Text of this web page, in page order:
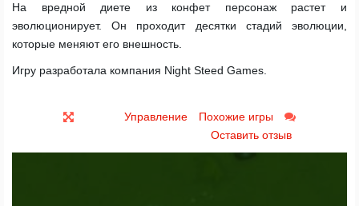
На вредной диете из конфет персонаж растет и
эволюционирует. Он проходит десятки стадий эволюции,
которые меняют его внешность.
Игру разработала компания Night Steed Games.
Управление
Похожие игры
Оставить отзыв